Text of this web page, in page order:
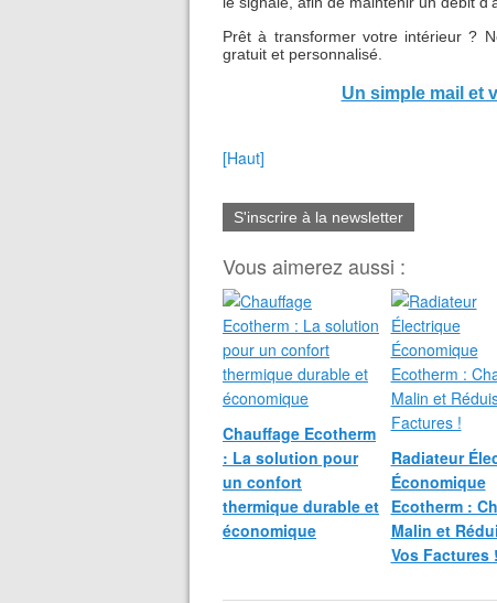
Prêt à transformer votre intérieur ?
gratuit et personnalisé.
Un simple mail et
[Haut]
S'inscrire à la newsletter
Vous aimerez aussi :
Chauffage Ecotherm
: La solution pour
un confort
thermique durable et
économique
Radiateur
Économique
Ecotherm :
Malin et
Vos Factures !